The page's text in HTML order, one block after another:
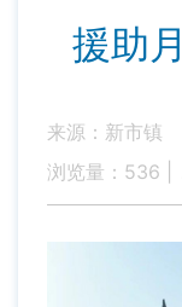
援助
来源：新市镇
浏览量： 536